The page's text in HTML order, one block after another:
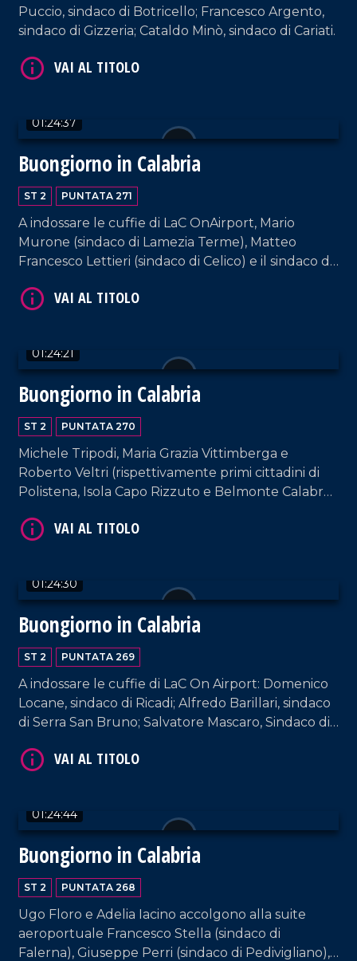
Puccio, sindaco di Botricello; Francesco Argento,
sindaco di Gizzeria; Cataldo Minò, sindaco di Cariati.
01:24:37
Buongiorno in Calabria
ST 2 PUNTATA 271
A indossare le cuffie di LaC OnAirport, Mario
Murone (sindaco di Lamezia Terme), Matteo
Francesco Lettieri (sindaco di Celico) e il sindaco di
Iacino e Ugo Floro.
01:24:21
Buongiorno in Calabria
ST 2 PUNTATA 270
Michele Tripodi, Maria Grazia Vittimberga e
Roberto Veltri (rispettivamente primi cittadini di
Polistena, Isola Capo Rizzuto e Belmonte Calabro)
cura di Adelia Iacino e Ugo Floro.
VAI AL TITOLO
01:24:30
Buongiorno in Calabria
ST 2 PUNTATA 269
A indossare le cuffie di LaC On Airport: Domenico
Locane, sindaco di Ricadi; Alfredo Barillari, sindaco
di Serra San Bruno; Salvatore Mascaro, Sindaco di
Floro.
01:24:44
Buongiorno in Calabria
ST 2 PUNTATA 268
Ugo Floro e Adelia Iacino accolgono alla suite
aeroportuale Francesco Stella (sindaco di
Falerna), Giuseppe Perri (sindaco di Pedivigliano),
VAI AL TITOLO
VAI AL TITOLO